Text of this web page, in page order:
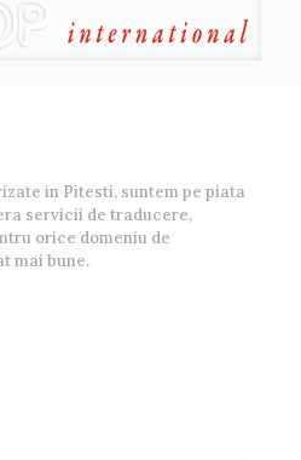
in Pitesti, suntem pe piata
servicii de traducere,
orice domeniu de
mai bune.